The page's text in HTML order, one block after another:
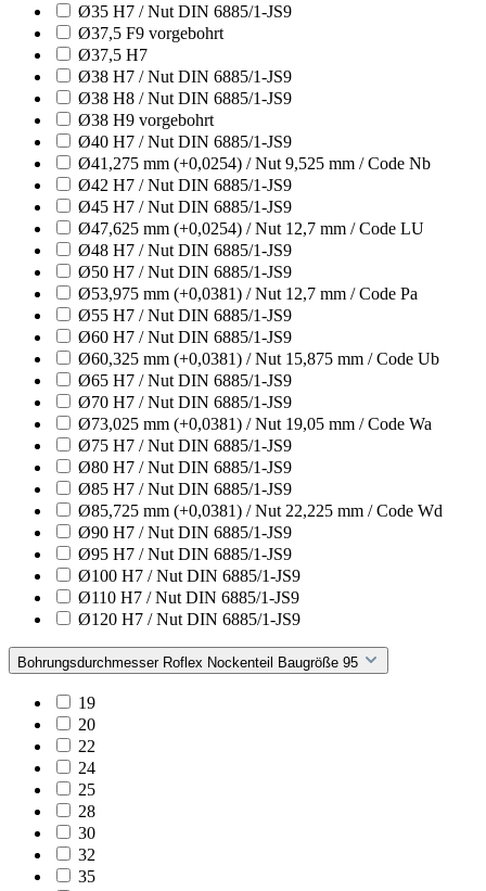
Ø35 H7 / Nut DIN 6885/1-JS9
Ø37,5 F9 vorgebohrt
Ø37,5 H7
Ø38 H7 / Nut DIN 6885/1-JS9
Ø38 H8 / Nut DIN 6885/1-JS9
Ø38 H9 vorgebohrt
Ø40 H7 / Nut DIN 6885/1-JS9
Ø41,275 mm (+0,0254) / Nut 9,525 mm / Code Nb
Ø42 H7 / Nut DIN 6885/1-JS9
Ø45 H7 / Nut DIN 6885/1-JS9
Ø47,625 mm (+0,0254) / Nut 12,7 mm / Code LU
Ø48 H7 / Nut DIN 6885/1-JS9
Ø50 H7 / Nut DIN 6885/1-JS9
Ø53,975 mm (+0,0381) / Nut 12,7 mm / Code Pa
Ø55 H7 / Nut DIN 6885/1-JS9
Ø60 H7 / Nut DIN 6885/1-JS9
Ø60,325 mm (+0,0381) / Nut 15,875 mm / Code Ub
Ø65 H7 / Nut DIN 6885/1-JS9
Ø70 H7 / Nut DIN 6885/1-JS9
Ø73,025 mm (+0,0381) / Nut 19,05 mm / Code Wa
Ø75 H7 / Nut DIN 6885/1-JS9
Ø80 H7 / Nut DIN 6885/1-JS9
Ø85 H7 / Nut DIN 6885/1-JS9
Ø85,725 mm (+0,0381) / Nut 22,225 mm / Code Wd
Ø90 H7 / Nut DIN 6885/1-JS9
Ø95 H7 / Nut DIN 6885/1-JS9
Ø100 H7 / Nut DIN 6885/1-JS9
Ø110 H7 / Nut DIN 6885/1-JS9
Ø120 H7 / Nut DIN 6885/1-JS9
Bohrungsdurchmesser Roflex Nockenteil Baugröße 95
19
20
22
24
25
28
30
32
35